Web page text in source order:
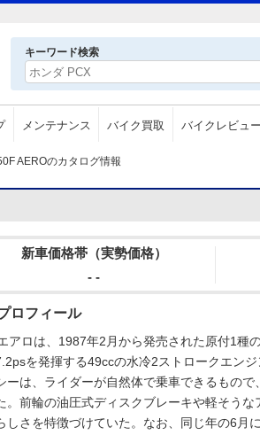
キーワード検索
メンテナンス バイク買取 バイクレビュー
AEROのカタログ情報
新車価格帯（実勢価格）
- -
ロフィール
アロは、1987年2月から発売された原付1種
を発揮する49ccの水冷2ストロークエン
ーは、ライダーが自然体で乗車できるもの
。前輪の油圧式ディスクブレーキや軽そう
しさを特徴づけていた。なお、同じ年の6月